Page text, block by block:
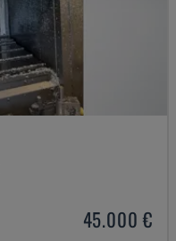
45.000 €